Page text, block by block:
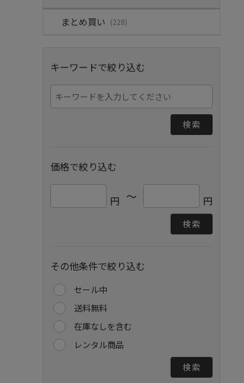
まとめ買い (228)
キーワードで絞り込む
検索
価格で絞り込む
円 ～ 円
検索
その他条件で絞り込む
セール中
送料無料
在庫なしを含む
レンタル商品
検索